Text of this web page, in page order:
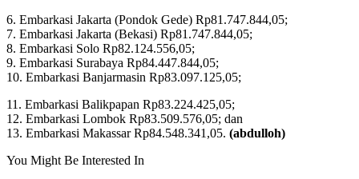
6. Embarkasi Jakarta (Pondok Gede) Rp81.747.844,05;
7. Embarkasi Jakarta (Bekasi) Rp81.747.844,05;
8. Embarkasi Solo Rp82.124.556,05;
9. Embarkasi Surabaya Rp84.447.844,05;
10. Embarkasi Banjarmasin Rp83.097.125,05;
11. Embarkasi Balikpapan Rp83.224.425,05;
12. Embarkasi Lombok Rp83.509.576,05; dan
13. Embarkasi Makassar Rp84.548.341,05. (abdulloh)
You Might Be Interested In